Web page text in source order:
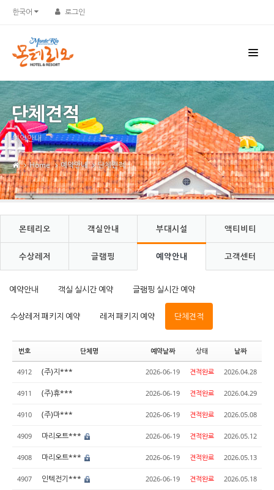
한국어 로그인
단체견적
예약안내
Home 예약안내 단체견적
몬테리오 객실안내 부대시설 액티비티
수상레저 글램핑 예약안내 고객센터
예약안내 객실 실시간 예약 글램핑 실시간 예약
수상레저 패키지 예약 레저 패키지 예약 단체견적
번호 단체명 예약날짜 상태 날짜
4912 (주)지*** 2026-06-19 견적완료 2026.04.28
4911 (주)휴*** 2026-06-19 견적완료 2026.04.29
4910 (주)마*** 2026-06-19 견적완료 2026.05.08
4909 마리오트*** 2026-06-19 견적완료 2026.05.12
4908 마리오트*** 2026-06-19 견적완료 2026.05.13
4907 인텍전기*** 2026-06-19 견적완료 2026.05.18
Sketchbook5, 스케치북5